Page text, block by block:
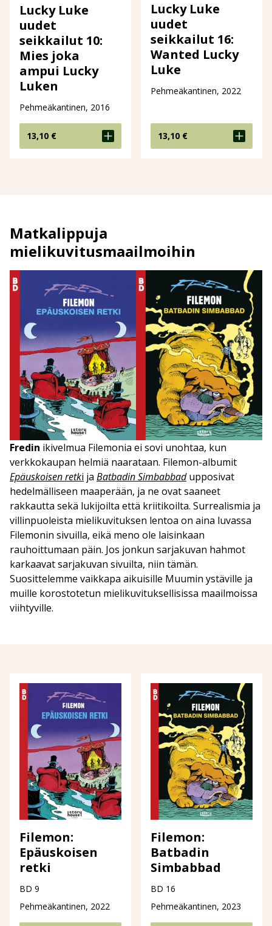
Lucky Luke
uudet
seikkailut 10:
Mies joka
ampui Lucky
Luken
Pehmeäkantinen, 2016
13,10 €
Lucky Luke
uudet
seikkailut 16:
Wanted Lucky
Luke
Pehmeäkantinen, 2022
13,10 €
Matkalippuja
mielikuvitusmaailmoihin
Fredin ikivelmua Filemonia ei sovi unohtaa, kun
verkkokaupan helmiä naarataan. Filemon-albumit
Epäuskoisenretki ja Batbadin Simbabbadupposivat
hedelmälliseen maaperään, ja ne ovat saaneet
rakkautta sekä lukijoilta että kriitikoilta. Surrealismia ja
villinpuoleista mielikuvituksen lentoa on aina luvassa
Filemonin sivuilla, eikä meno ole laisinkaan
rauhoittumaan päin. Jos jonkun sarjakuvan hahmot
karkaavat sarjakuvan sivuilta, niin tämän.
Suosittelemme vaikkapa aikuisille Muumin ystäville ja
muille korostotetun mielikuvituksellisissa maailmoissa
viihtyville.
Filemon:
Epäuskoisen
retki
BD 9
Pehmeäkantinen, 2022
Filemon:
Batbadin
Simbabbad
BD 16
Pehmeäkantinen, 2023